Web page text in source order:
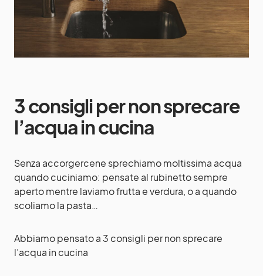
3 consigli per non sprecare
l’acqua in cucina
Senza accorgercene sprechiamo moltissima acqua
quando cuciniamo: pensate al rubinetto sempre
aperto mentre laviamo frutta e verdura, o a quando
scoliamo la pasta…
Abbiamo pensato a 3 consigli per non sprecare
l’acqua in cucina